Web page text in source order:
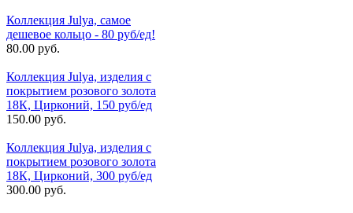
Коллекция Julya, самое
дешевое кольцо - 80 руб/ед!
80.00 руб.
Коллекция Julya, изделия с
покрытием розового золота
18К, Цирконий, 150 руб/ед
150.00 руб.
Коллекция Julya, изделия с
покрытием розового золота
18К, Цирконий, 300 руб/ед
300.00 руб.